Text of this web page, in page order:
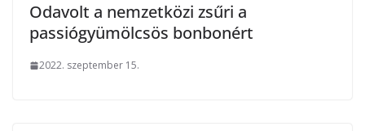
Odavolt a nemzetközi zsűri a
passiógyümölcsös bonbonért
2022. szeptember 15.